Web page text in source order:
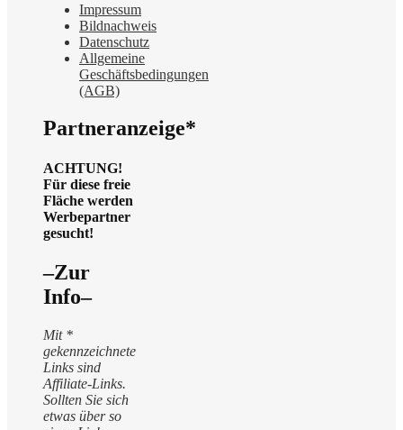
Impressum
Bildnachweis
Datenschutz
Allgemeine
Geschäftsbedingungen
(AGB)
Partneranzeige*
ACHTUNG!
Für diese freie
Fläche werden
Werbepartner
gesucht!
–Zur
Info–
Mit *
gekennzeichnete
Links sind
Affiliate-Links.
Sollten Sie sich
etwas über so